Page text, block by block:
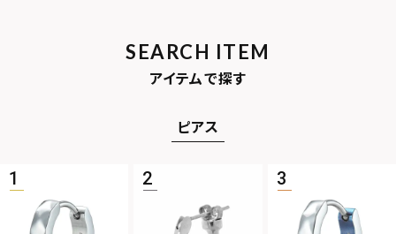
MOTIF
ロゴ
SEARCH ITEM
アイテムで探す
ピアス